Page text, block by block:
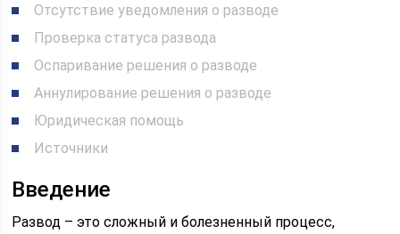
Отсутствие уведомления о разводе
Проверка статуса развода
Оспаривание решения о разводе
Аннулирование решения о разводе
Юридическая помощь
Источники
Введение
Развод – это сложный и болезненный процесс,